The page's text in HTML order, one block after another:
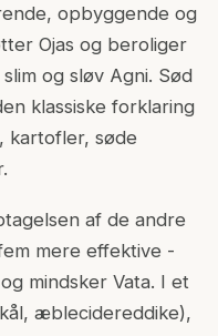
opbyggende og
Ojas og beroliger
og sløv Agni. Sød
klassiske forklaring
kartofler, søde
af de andre
mere effektive -
mindsker Vata. I et
æblecidereddike),